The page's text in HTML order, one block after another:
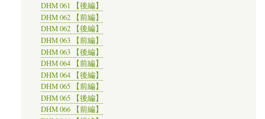
DHM 061 【後編】
DHM 062 【前編】
DHM 062 【後編】
DHM 063 【前編】
DHM 063 【後編】
DHM 064 【前編】
DHM 064 【後編】
DHM 065 【前編】
DHM 065 【後編】
DHM 066 【前編】